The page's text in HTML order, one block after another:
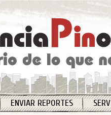
ENVIAR REPORTES